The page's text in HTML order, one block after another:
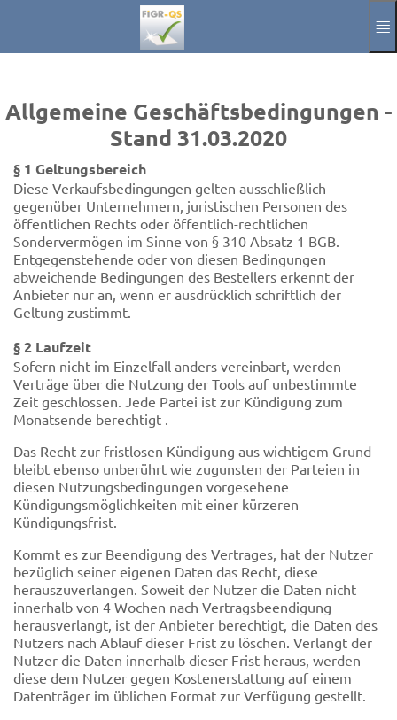
Passer au contenu principal
Se connecter
Allgemeine Geschäftsbedingungen -
Stand 31.03.2020
§ 1 Geltungsbereich
Diese Verkaufsbedingungen gelten ausschließlich
gegenüber Unternehmern, juristischen Personen des
öffentlichen Rechts oder öffentlich-rechtlichen
Sondervermögen im Sinne von § 310 Absatz 1 BGB.
Entgegenstehende oder von diesen Bedingungen
abweichende Bedingungen des Bestellers erkennt der
Anbieter nur an, wenn er ausdrücklich schriftlich der
Geltung zustimmt.
§ 2 Laufzeit
Sofern nicht im Einzelfall anders vereinbart, werden
Verträge über die Nutzung der Tools auf unbestimmte
Zeit geschlossen. Jede Partei ist zur Kündigung zum
Monatsende berechtigt .
Das Recht zur fristlosen Kündigung aus wichtigem Grund
bleibt ebenso unberührt wie zugunsten der Parteien in
diesen Nutzungsbedingungen vorgesehene
Kündigungsmöglichkeiten mit einer kürzeren
Kündigungsfrist.
Kommt es zur Beendigung des Vertrages, hat der Nutzer
bezüglich seiner eigenen Daten das Recht, diese
herauszuverlangen. Soweit der Nutzer die Daten nicht
innerhalb von 4 Wochen nach Vertragsbeendigung
herausverlangt, ist der Anbieter berechtigt, die Daten des
Nutzers nach Ablauf dieser Frist zu löschen. Verlangt der
Nutzer die Daten innerhalb dieser Frist heraus, werden
diese dem Nutzer gegen Kostenerstattung auf einem
Datenträger im üblichen Format zur Verfügung gestellt.